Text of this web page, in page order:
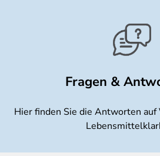
Fragen &
Hier finden Sie die Antworten auf